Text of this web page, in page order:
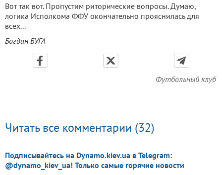
Вот так вот. Пропустим риторические вопросы. Думаю,
логика Исполкома ФФУ окончательно прояснилась для
всех...
Богдан БУГА
Футбольный клуб
Читать все комментарии (32)
Подписывайтесь на Dynamo.kiev.ua в Telegram:
@dynamo_kiev_ua! Только самые горячие новости